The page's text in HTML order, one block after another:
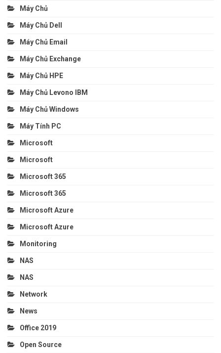
Máy Chủ
Máy Chủ Dell
Máy Chủ Email
Máy Chủ Exchange
Máy Chủ HPE
Máy Chủ Levono IBM
Máy Chủ Windows
Máy Tính PC
Microsoft
Microsoft
Microsoft 365
Microsoft 365
Microsoft Azure
Microsoft Azure
Monitoring
NAS
NAS
Network
News
Office 2019
Open Source